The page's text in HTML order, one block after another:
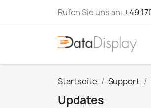
Rufen Sie uns an: +49
Startseite Support
Updates